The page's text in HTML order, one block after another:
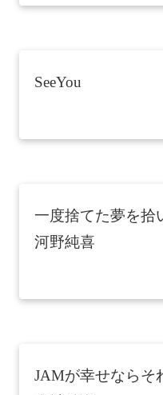
SeeYou
一度捨てた夢を拾
河野純喜
JAMが幸せならそ